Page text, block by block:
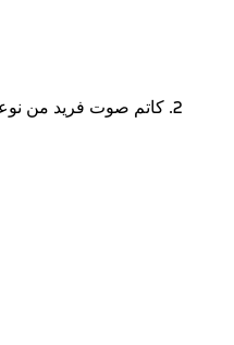
2. كاتم صوت فريد من